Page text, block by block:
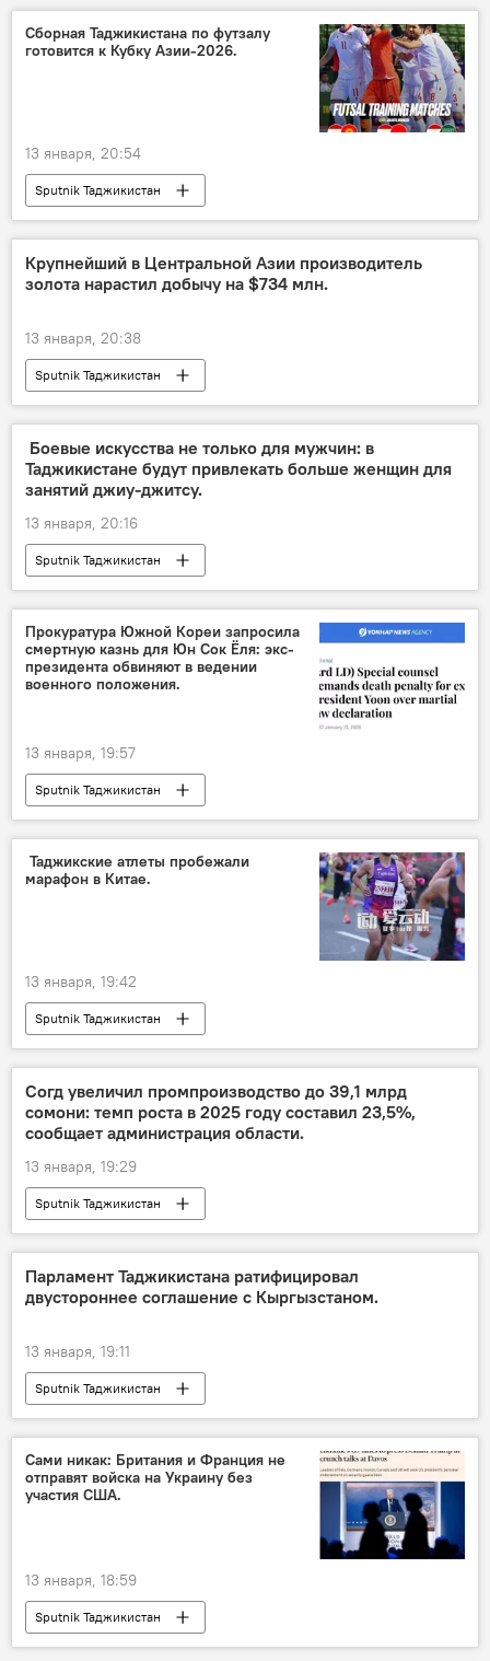
Сборная Таджикистана по футзалу
готовится к Кубку Азии-2026.
13 января, 20:54
Sputnik Таджикистан
Крупнейший в Центральной Азии производитель
золота нарастил добычу на $734 млн.
13 января, 20:38
Sputnik Таджикистан
‍ Боевые искусства не только для мужчин: в
Таджикистане будут привлекать больше женщин для
занятий джиу-джитсу.
13 января, 20:16
Sputnik Таджикистан
Прокуратура Южной Кореи запросила
смертную казнь для Юн Сок Ёля: экс-
президента обвиняют в ведении
военного положения.
13 января, 19:57
Sputnik Таджикистан
‍ Таджикские атлеты пробежали
марафон в Китае.
13 января, 19:42
Sputnik Таджикистан
Согд увеличил промпроизводство до 39,1 млрд
сомони: темп роста в 2025 году составил 23,5%,
сообщает администрация области.
13 января, 19:29
Sputnik Таджикистан
Парламент Таджикистана ратифицировал
двустороннее соглашение с Кыргызстаном.
13 января, 19:11
Sputnik Таджикистан
Сами никак: Британия и Франция не
отправят войска на Украину без
участия США.
13 января, 18:59
Sputnik Таджикистан